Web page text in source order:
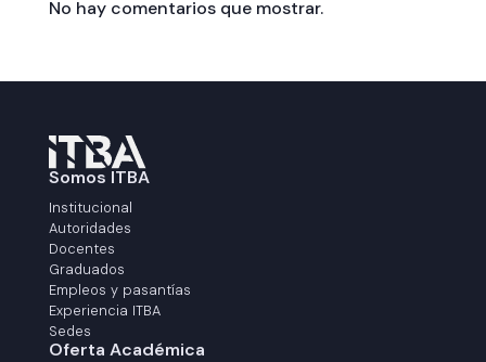
No hay comentarios que mostrar.
Somos ITBA
Institucional
Autoridades
Docentes
Graduados
Empleos y pasantías
Experiencia ITBA
Sedes
Oferta Académica